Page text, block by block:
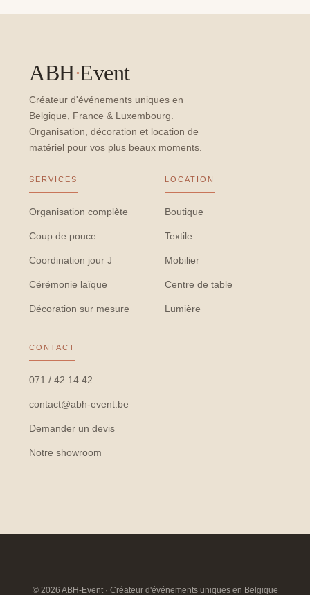
ABH·Event
Créateur d'événements uniques en
Belgique, France & Luxembourg.
Organisation, décoration et location de
matériel pour vos plus beaux moments.
SERVICES
Organisation complète
Coup de pouce
Coordination jour J
Cérémonie laïque
Décoration sur mesure
LOCATION
Boutique
Textile
Mobilier
Centre de table
Lumière
CONTACT
071 / 42 14 42
contact@abh-event.be
Demander un devis
Notre showroom
© 2026 ABH-Event · Créateur d'événements uniques en Belgique